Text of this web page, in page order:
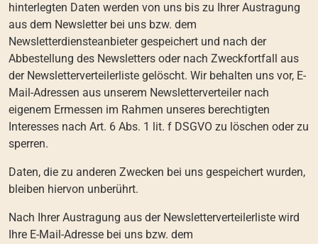
hinterlegten Daten werden von uns bis zu Ihrer Austragung
aus dem Newsletter bei uns bzw. dem
Newsletterdiensteanbieter gespeichert und nach der
Abbestellung des Newsletters oder nach Zweckfortfall aus
der Newsletterverteilerliste gelöscht. Wir behalten uns vor, E-
Mail-Adressen aus unserem Newsletterverteiler nach
eigenem Ermessen im Rahmen unseres berechtigten
Interesses nach Art. 6 Abs. 1 lit. f DSGVO zu löschen oder zu
sperren.
Daten, die zu anderen Zwecken bei uns gespeichert wurden,
bleiben hiervon unberührt.
Nach Ihrer Austragung aus der Newsletterverteilerliste wird
Ihre E-Mail-Adresse bei uns bzw. dem